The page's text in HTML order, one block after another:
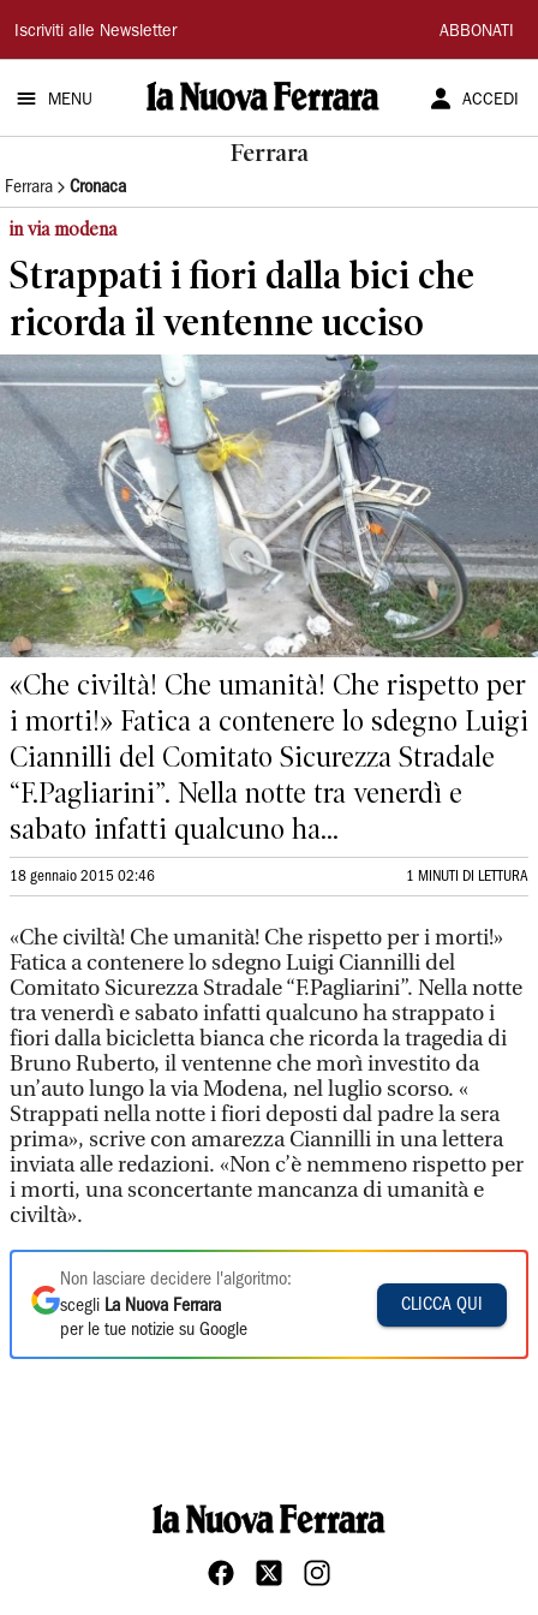
La
Nuova
Ferrara
Iscriviti alle Newsletter ABBONATI
MENU ACCEDI
Ferrara
Ferrara Cronaca
in via modena
Strappati i fiori dalla bici che
ricorda il ventenne ucciso
«Che civiltà! Che umanità! Che rispetto per
i morti!» Fatica a contenere lo sdegno Luigi
Ciannilli del Comitato Sicurezza Stradale
“F.Pagliarini”. Nella notte tra venerdì e
sabato infatti qualcuno ha...
18 gennaio 2015 02:46 1 MINUTI DI LETTURA
«Che civiltà! Che umanità! Che rispetto per i morti!»
Fatica a contenere lo sdegno Luigi Ciannilli del
Comitato Sicurezza Stradale “F.Pagliarini”. Nella notte
tra venerdì e sabato infatti qualcuno ha strappato i
fiori dalla bicicletta bianca che ricorda la tragedia di
Bruno Ruberto, il ventenne che morì investito da
un’auto lungo la via Modena, nel luglio scorso. «
Strappati nella notte i fiori deposti dal padre la sera
prima», scrive con amarezza Ciannilli in una lettera
inviata alle redazioni. «Non c’è nemmeno rispetto per
i morti, una sconcertante mancanza di umanità e
civiltà».
Non lasciare decidere l'algoritmo:
scegli La Nuova Ferrara
per le tue notizie su Google
CLICCA QUI